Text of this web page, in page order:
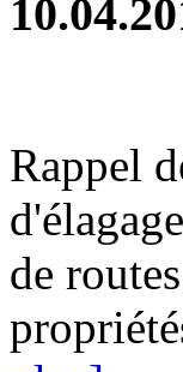
Rappel
de